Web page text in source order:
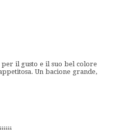
il gusto e il suo bel colore
Un bacione grande,